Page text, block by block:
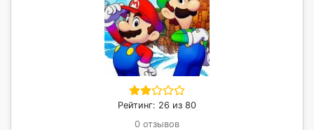
Рейтинг: 26 из 80
0 отзывов